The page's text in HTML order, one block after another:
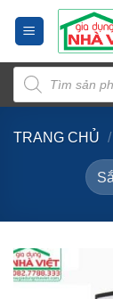
dung
Tìm
kiếm
sản
phẩm
TRANG CHỦ /